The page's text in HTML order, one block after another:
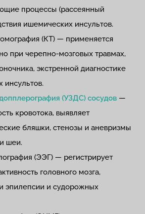
процессы (рассеянный
ишемических инсультов.
(КТ) — применяется
при черепно-мозговых травмах,
экстренной диагностике
инсультов.
(УЗДС) сосудов —
кровотока, выявляет
бляшки, стенозы и аневризмы
шеи.
(ЭЭГ) — регистрирует
головного мозга,
эпилепсии и судорожных